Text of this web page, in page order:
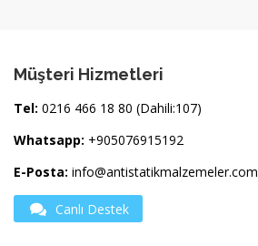
Müşteri Hizmetleri
Tel: 0216 466 18 80 (Dahili:107)
Whatsapp: +905076915192
E-Posta: info@antistatikmalzemeler.com
Canlı Destek